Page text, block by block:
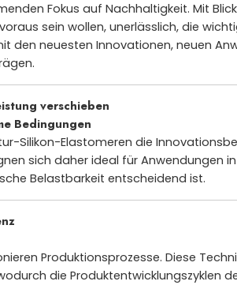
Fokus auf Nachhaltigkeit. Mit
sein wollen, unerlässlich, die
den neuesten Innovationen, neuen
verschieben
Bedingungen
Silikon-Elastomeren die
sich daher ideal für Anwendungen
Belastbarkeit entscheidend ist.
Produktionsprozesse. Diese
die Produktentwicklungszyklen